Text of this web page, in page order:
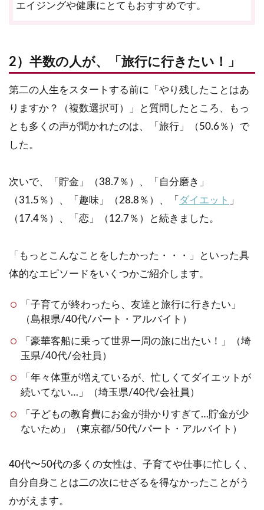
エイジングや健康にとてもおすすめです。
2）半数の人が、「旅行に行きたい！」
第二の人生をスタートする前に「やり残したことはあ
りますか？（複数選択可）」と質問したところ、もっ
とも多くの声が聞かれたのは、「旅行」（50.6％）で
した。
次いで、「貯金」（38.7％）、「自分磨き」
（31.5％）、「趣味」（28.8％）、「 ダイエット 」
（17.4％）、「恋」（12.7％）と続きました。
「もっとこんなことをしたかった・・・」といった具
体的なエピソードをいくつかご紹介します。
「子育てが終わったら、友達と旅行に行きたい」
（島根県/40代/パート・アルバイト）
「豪華客船に乗って世界一周の旅に出たい！」（埼
玉県/40代/会社員）
「年々体重が増えているが、忙しくてダイエットが
続いてない…」（埼玉県/40代/会社員）
「子どもの教育費にお金が掛かりすぎて…貯金が少
ないため」（東京都/50代/パート・アルバイト）
40代〜50代の多くの女性は、子育てや仕事に忙しく、
自分自身ことは二の次にせざるを得なかったことがう
かがえます。